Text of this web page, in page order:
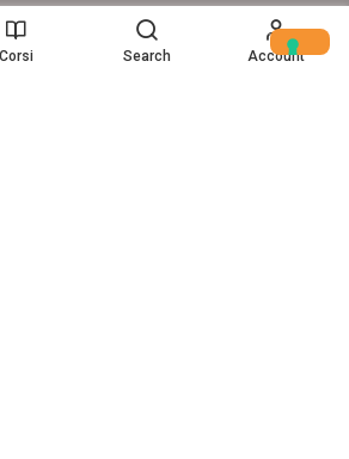
26 Delion srls – Tutti i diritti riservati
Corsi Search Account